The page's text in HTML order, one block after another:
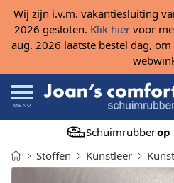
Wij zijn i.v.m. vakantiesluiting
2026 gesloten. Klik hiervoor
aug. 2026 laatste bestel dag,
MENU
Schuimrubberop
Stoffen
Kunstleer